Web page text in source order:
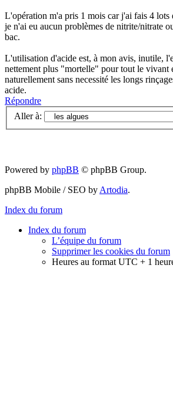
L'opération m'a pris 1 mois car j'ai fais 4 lots
je n'ai eu aucun problèmes de nitrite/nitrate
bac.
L'utilisation d'acide est, à mon avis, inutile,
nettement plus "mortelle" pour tout le vivant
naturellement sans necessité les longs
acide.
Répondre
Aller à:
Powered by phpBB © phpBB Group.
phpBB Mobile / SEO by Artodia.
Index du forum
Index du forum
L’équipe du forum
Supprimer les cookies du forum
Heures au format UTC + 1